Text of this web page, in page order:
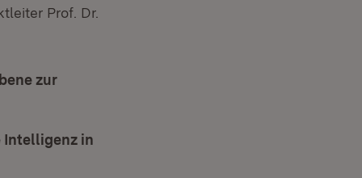
Prof. Dr.
zur
Intelligenz in